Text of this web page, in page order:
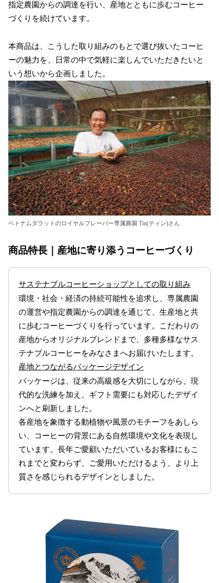
指定農園からの調達を行い、産地とともに歩むコーヒー
づくりを続けています。
本商品は、こうした取り組みのもとで選び抜いたコーヒ
ーの魅力を、日常の中で気軽に楽しんでいただきたいと
いう想いから企画しました。
ベトナムダラットのロイヤルフレーバー専属農園 Tin(ティン)さん
商品特長｜産地に寄り添うコーヒーづくり
サステナブルコーヒーショップとしての取り組み
環境・社会・経済の持続可能性を追求し、専属農園
の運営や指定農園からの調達を通じて、生産地と共
に歩むコーヒーづくりを行っています。こだわりの
産地からオリジナルブレンドまで、多種多様なサス
テナブルコーヒーをみなさまへお届けいたします。
産地とつながるパッケージデザイン
パッケージは、従来の高級感を大切にしながら、現
代的な洗練を加え、ギフト需要にも対応したデザイ
ンへと刷新しました。
各産地を象徴する動植物や風景のモチーフをあしら
い、コーヒーの背景にある自然環境や文化を表現し
ています。長年ご愛顧いただいているお客様にもこ
れまでと変わらず、ご愛用いただけるよう、より上
質さを感じられるデザインとしました。